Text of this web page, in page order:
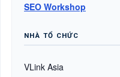
SEO Workshop
NHÀ TỔ CHỨC
VLink Asia